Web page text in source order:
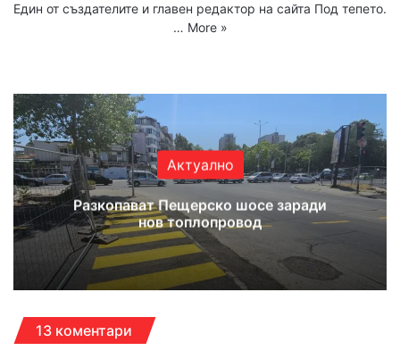
Един от създателите и главен редактор на сайта Под тепето.
… More »
Актуално
Разкопават Пещерско шосе заради
нов топлопровод
13 коментари